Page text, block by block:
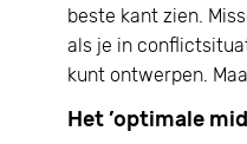
beste kant zien.
als je in
kunt ontwerpen.
Het ’optimale